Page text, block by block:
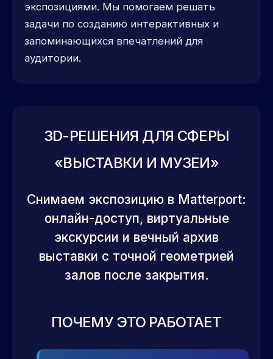
экспозициями. Мы помогаем решать
задачи по созданию интерактивных и
запоминающихся впечатлений для
аудитории.
3D-РЕШЕНИЯ ДЛЯ СФЕРЫ
«ВЫСТАВКИ И МУЗЕИ»
Снимаем экспозицию в Matterport:
онлайн-доступ, виртуальные
экскурсии и вечный архив
выставки с точной геометрией
залов после закрытия.
ПОЧЕМУ ЭТО РАБОТАЕТ